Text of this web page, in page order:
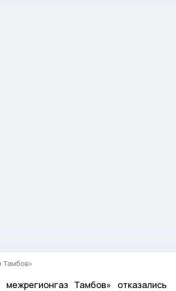
Тамбов»
Тамбов» отказались